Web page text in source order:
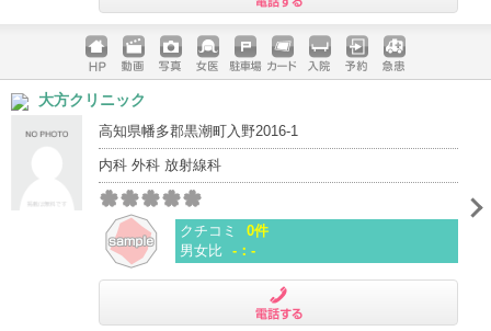
ホームペ
ージ
動画 写真 女医 駐車場
クレジッ
入院 予約 急患
大方クリニック
高知県幡多郡黒潮町入野2016-1
内科 外科 放射線科
クチコミ
0件
男女比 -：-